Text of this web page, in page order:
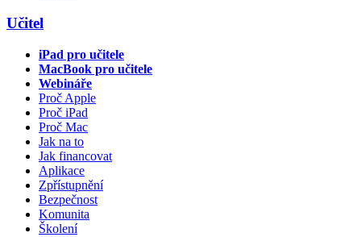
Učitel
iPad pro učitele
MacBook pro učitele
Webináře
Proč Apple
Proč iPad
Proč Mac
Jak na to
Jak financovat
Aplikace
Zpřístupnění
Bezpečnost
Komunita
Školení